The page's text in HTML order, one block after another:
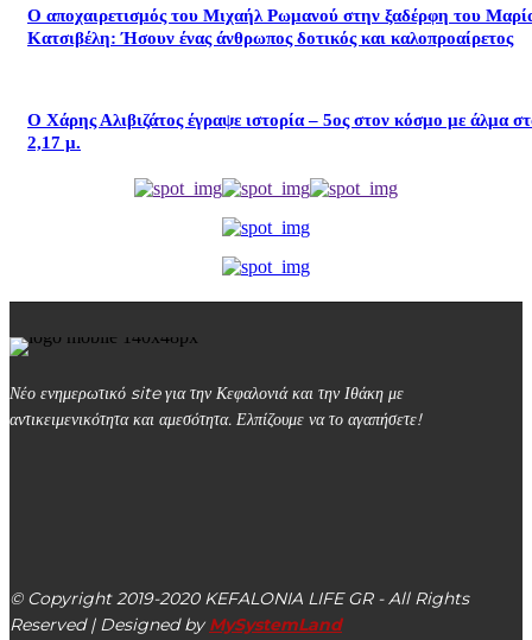
Ο αποχαιρετισμός του Μιχαήλ Ρωμανού στην ξαδέρφη του
Κατσιβέλη: Ήσουν ένας άνθρωπος δοτικός και καλοπροαίρετος
Ο Χάρης Αλιβιζάτος έγραψε ιστορία – 5ος στον κόσμο με άλμα
2,17 μ.
Νέο ενημερωτικό site για την Κεφαλονιά και την Ιθάκη με
αντικειμενικότητα και αμεσότητα. Ελπίζουμε να το αγαπήσετε!
© Copyright 2019-2020 KEFALONIA LIFE GR - All Rights
Reserved | Designed by MySystemLand